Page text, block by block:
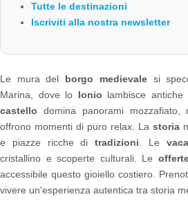
Tutte le destinazioni
Iscriviti alla nostra newsletter
Le mura del borgo medievalesi
Marina, dove lo Ionio lambisce
castello domina panorami
offrono momenti di puro relax. La storia
e piazze ricche ditradizioni . Le
cristallino e scoperte culturali. Le
accessibile questo gioiello costiero.
vivere un'esperienza autentica tra storia